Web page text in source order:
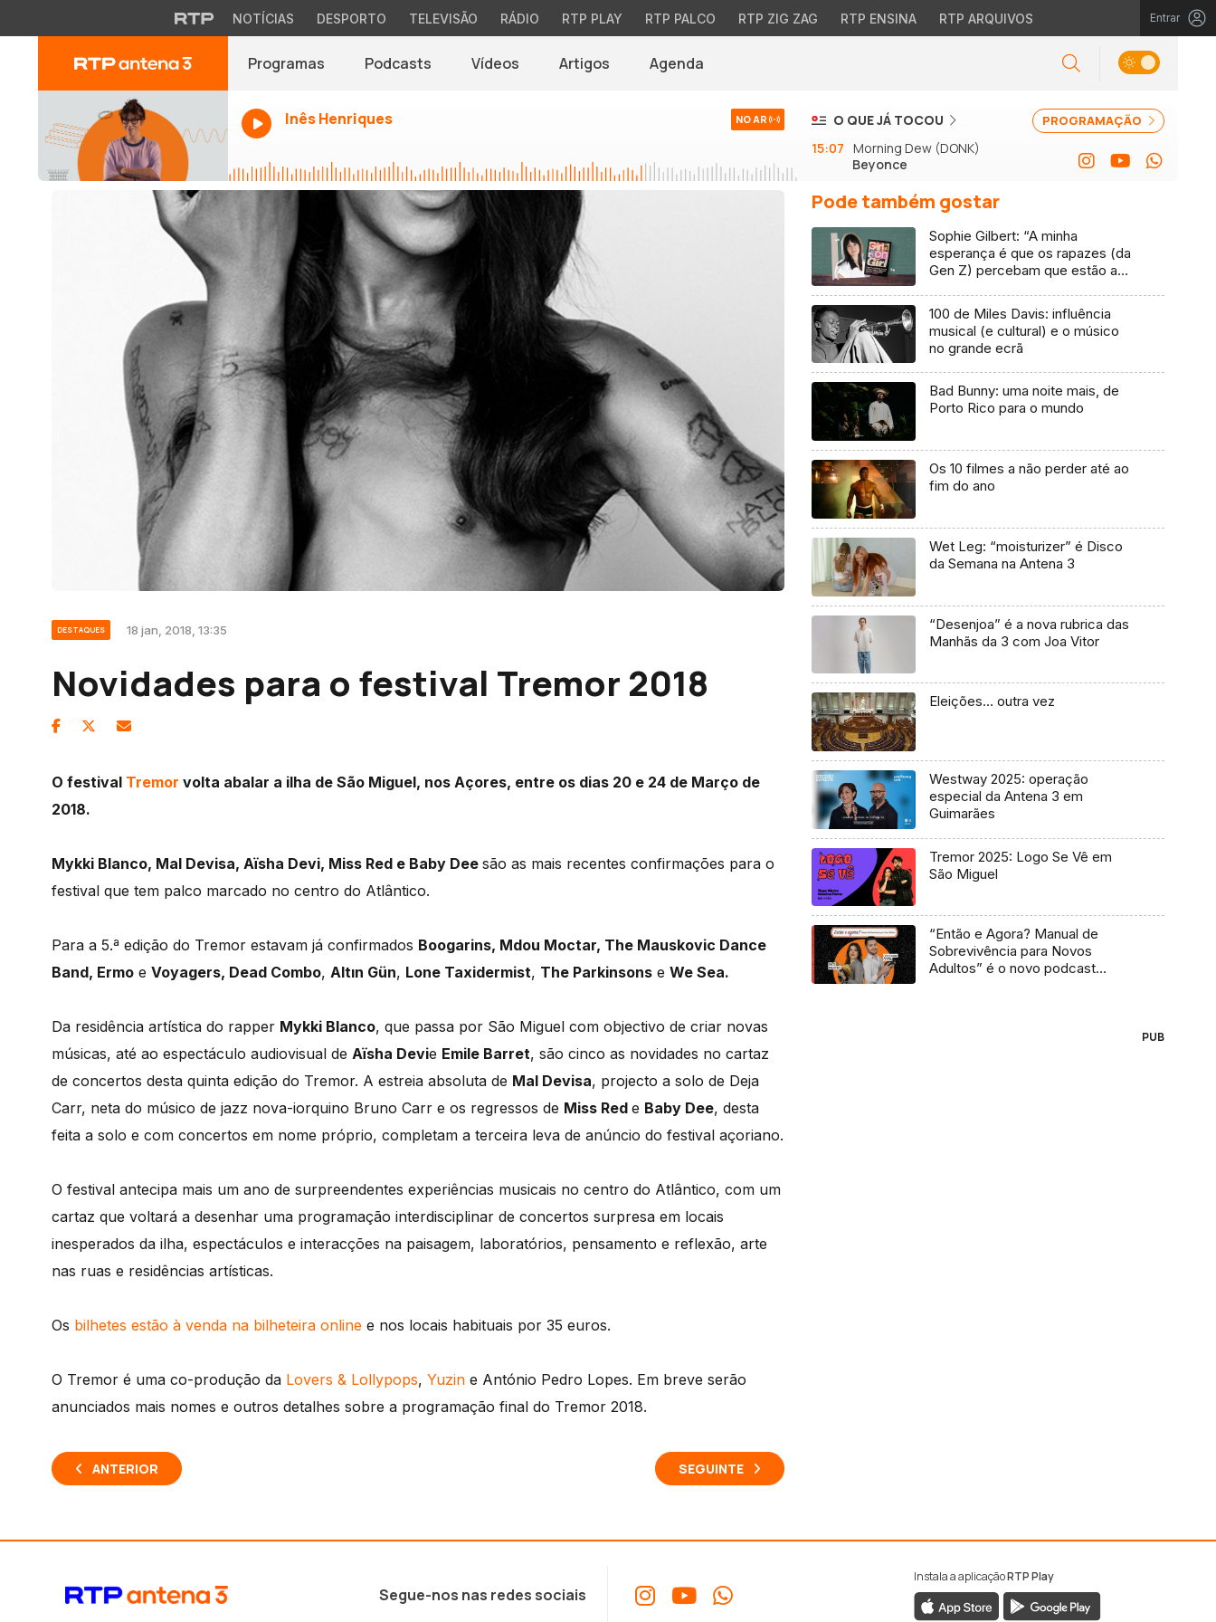
NOTÍCIAS DESPORTO TELEVISÃO RÁDIO RTP PLAY RTP PALCO RTP ZIG ZAG RTP ENSINA RTP ARQUIVOS Entrar
Programas Podcasts Vídeos Artigos Agenda
Inês Henriques NO AR PROGRAMAÇÃO
O QUE JÁ TOCOU
15:07 Morning Dew (DONK)
Beyonce
DESTAQUES 18 jan, 2018, 13:35
Novidades para o festival Tremor 2018
O festival Tremor volta abalar a ilha de São Miguel, nos Açores, entre os dias 20 e 24 de Março de
2018.
Mykki Blanco, Mal Devisa, Aïsha Devi, Miss Red e Baby Dee são as mais recentes confirmações para o
festival que tem palco marcado no centro do Atlântico.
Para a 5.ª edição do Tremor estavam já confirmados Boogarins, Mdou Moctar, The Mauskovic Dance
Band, Ermo e Voyagers, Dead Combo, Altın Gün, Lone Taxidermist, The Parkinsons e We Sea.
Da residência artística do rapper Mykki Blanco, que passa por São Miguel com objectivo de criar novas
músicas, até ao espectáculo audiovisual de Aïsha Devie Emile Barret, são cinco as novidades no cartaz
de concertos desta quinta edição do Tremor. A estreia absoluta de Mal Devisa, projecto a solo de Deja
Carr, neta do músico de jazz nova-iorquino Bruno Carr e os regressos de Miss Red e Baby Dee, desta
feita a solo e com concertos em nome próprio, completam a terceira leva de anúncio do festival açoriano.
O festival antecipa mais um ano de surpreendentes experiências musicais no centro do Atlântico, com um
cartaz que voltará a desenhar uma programação interdisciplinar de concertos surpresa em locais
inesperados da ilha, espectáculos e interacções na paisagem, laboratórios, pensamento e reflexão, arte
nas ruas e residências artísticas.
Os bilhetes estão à venda na bilheteira online e nos locais habituais por 35 euros.
O Tremor é uma co-produção da Lovers & Lollypops, Yuzin e António Pedro Lopes. Em breve serão
anunciados mais nomes e outros detalhes sobre a programação final do Tremor 2018.
ANTERIOR SEGUINTE
Pode também gostar
Sophie Gilbert: “A minha
esperança é que os rapazes (da
Gen Z) percebam que estão a
100 de Miles Davis: influência
musical (e cultural) e o músico
no grande ecrã
Bad Bunny: uma noite mais, de
Porto Rico para o mundo
Os 10 filmes a não perder até ao
fim do ano
Wet Leg: “moisturizer” é Disco
da Semana na Antena 3
“Desenjoa” é a nova rubrica das
Manhãs da 3 com Joa Vitor
Eleições… outra vez
Westway 2025: operação
especial da Antena 3 em
Guimarães
Tremor 2025: Logo Se Vê em
São Miguel
“Então e Agora? Manual de
Sobrevivência para Novos
Adultos” é o novo podcast
PUB
Segue-nos nas redes sociais
Instala a aplicaçãoRTP Play